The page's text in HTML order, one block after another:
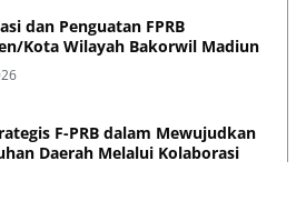
dan Penguatan FPRB
Kota Wilayah Bakorwil Madiun
F-PRB dalam Mewujudkan
Daerah Melalui Kolaborasi